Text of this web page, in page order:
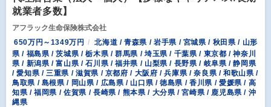
就業者多数】
アフラック生命保険株式会社
650万円～1349万円
北海道 / 青森県 / 岩手県 / 宮城県 / 秋田県 / 山形
県 / 福島県 / 茨城県 / 栃木県 / 群馬県 / 埼玉県 / 千葉県 / 東京都 / 神奈川
県 / 新潟県 / 富山県 / 石川県 / 福井県 / 山梨県 / 長野県 / 岐阜県 / 静岡県
/ 愛知県 / 三重県 / 滋賀県 / 京都府 / 大阪府 / 兵庫県 / 奈良県 / 和歌山県 /
鳥取県 / 島根県 / 岡山県 / 広島県 / 山口県 / 徳島県 / 香川県 / 愛媛県 / 高
知県 / 福岡県 / 佐賀県 / 長崎県 / 熊本県 / 大分県 / 宮崎県 / 鹿児島県 / 沖
縄県